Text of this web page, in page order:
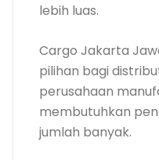
lebih luas.
Cargo Jakarta
pilihan bagi
perusahaan
membutuhkan
jumlah banyak.